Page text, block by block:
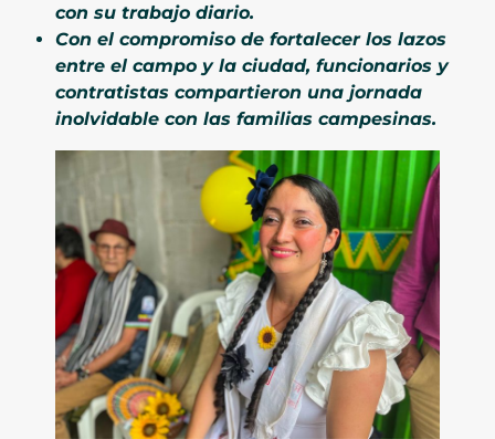
con su trabajo diario.
Con el compromiso de fortalecer los lazos
entre el campo y la ciudad, funcionarios y
contratistas compartieron una jornada
inolvidable con las familias campesinas.